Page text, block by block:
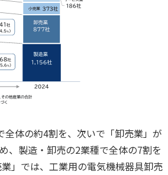
全体の約4割を、次いで「卸売業」が
、製造・卸売の2業種で全体の7割を
」では、工業用の電気機械器具卸売